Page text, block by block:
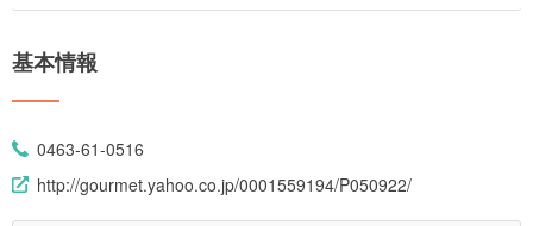
基本情報
0463-61-0516
http://gourmet.yahoo.co.jp/0001559194/P050922/